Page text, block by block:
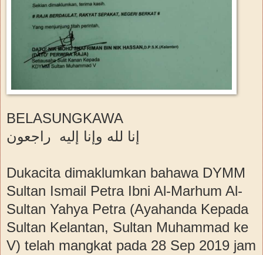
BELASUNGKAWA
Dukacita dimaklumkan bahawa DYMM
Sultan Ismail Petra Ibni Al-Marhum Al-
Sultan Yahya Petra (Ayahanda Kepada
Sultan Kelantan, Sultan Muhammad ke
V) telah mangkat pada 28 Sep 2019 jam